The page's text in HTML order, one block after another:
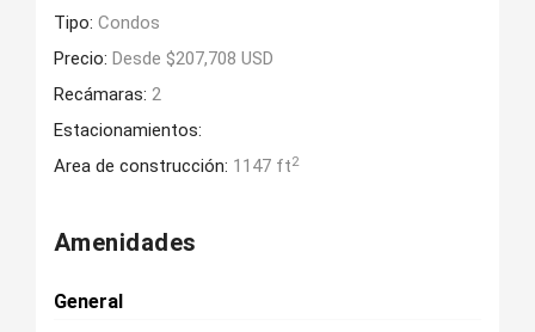
Tipo: Condos
Precio: Desde $207,708 USD
Recámaras: 2
Estacionamientos:
Area de construcción: 1147 ft2
Amenidades
General